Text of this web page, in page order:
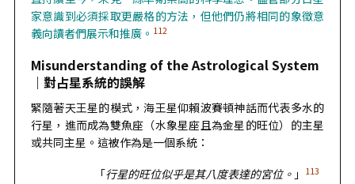
家意識到必須採取更嚴格的方法，但他們仍將相同的象徵意
義向讀者們展示和推廣。 112
Misunderstanding of the Astrological System
｜ 對占星系統的誤解
緊隨著天王星的模式，海王星仰賴波賽頓神話而代表多水的
行星，進而成為雙魚座（水象星座且為金星的旺位）的主星
或共同主星。這被作為是一個系統：
「行星的旺位似乎是其八度表達的宮位。 」 113